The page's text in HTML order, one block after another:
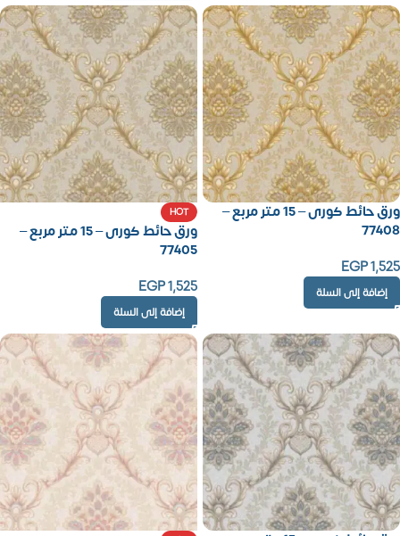
ورق حائط كورى – 15 متر مربع –
77408
EGP1,525
إضافة إلى السلة
HOT
ورق حائط كورى – 15 متر مربع –
77405
EGP1,525
إضافة إلى السلة